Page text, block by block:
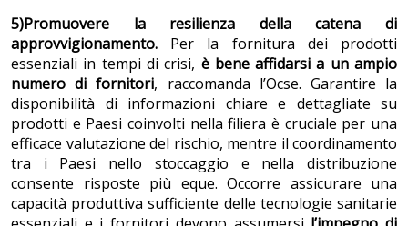
5)Promuovere la resilienza della catena di
approvvigionamento. Per la fornitura dei prodotti
essenziali in tempi di crisi, è bene affidarsi a un ampio
numero di fornitori, raccomanda l’Ocse. Garantire la
disponibilità di informazioni chiare e dettagliate su
prodotti e Paesi coinvolti nella filiera è cruciale per una
efficace valutazione del rischio, mentre il coordinamento
tra i Paesi nello stoccaggio e nella distribuzione
consente risposte più eque. Occorre assicurare una
capacità produttiva sufficiente delle tecnologie sanitarie